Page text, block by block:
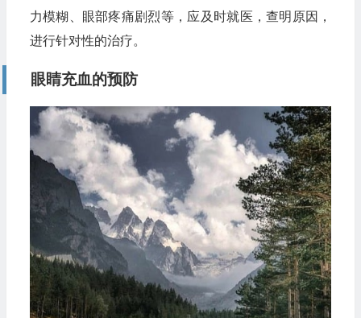
力模糊、眼部疼痛剧烈等，应及时就医，查明原因，
进行针对性的治疗。
眼睛充血的预防